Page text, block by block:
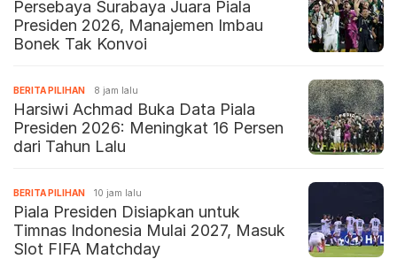
Persebaya Surabaya Juara Piala
Presiden 2026, Manajemen Imbau
Bonek Tak Konvoi
BERITA PILIHAN 8 jam lalu
Harsiwi Achmad Buka Data Piala
Presiden 2026: Meningkat 16 Persen
dari Tahun Lalu
BERITA PILIHAN 10 jam lalu
Piala Presiden Disiapkan untuk
Timnas Indonesia Mulai 2027, Masuk
Slot FIFA Matchday